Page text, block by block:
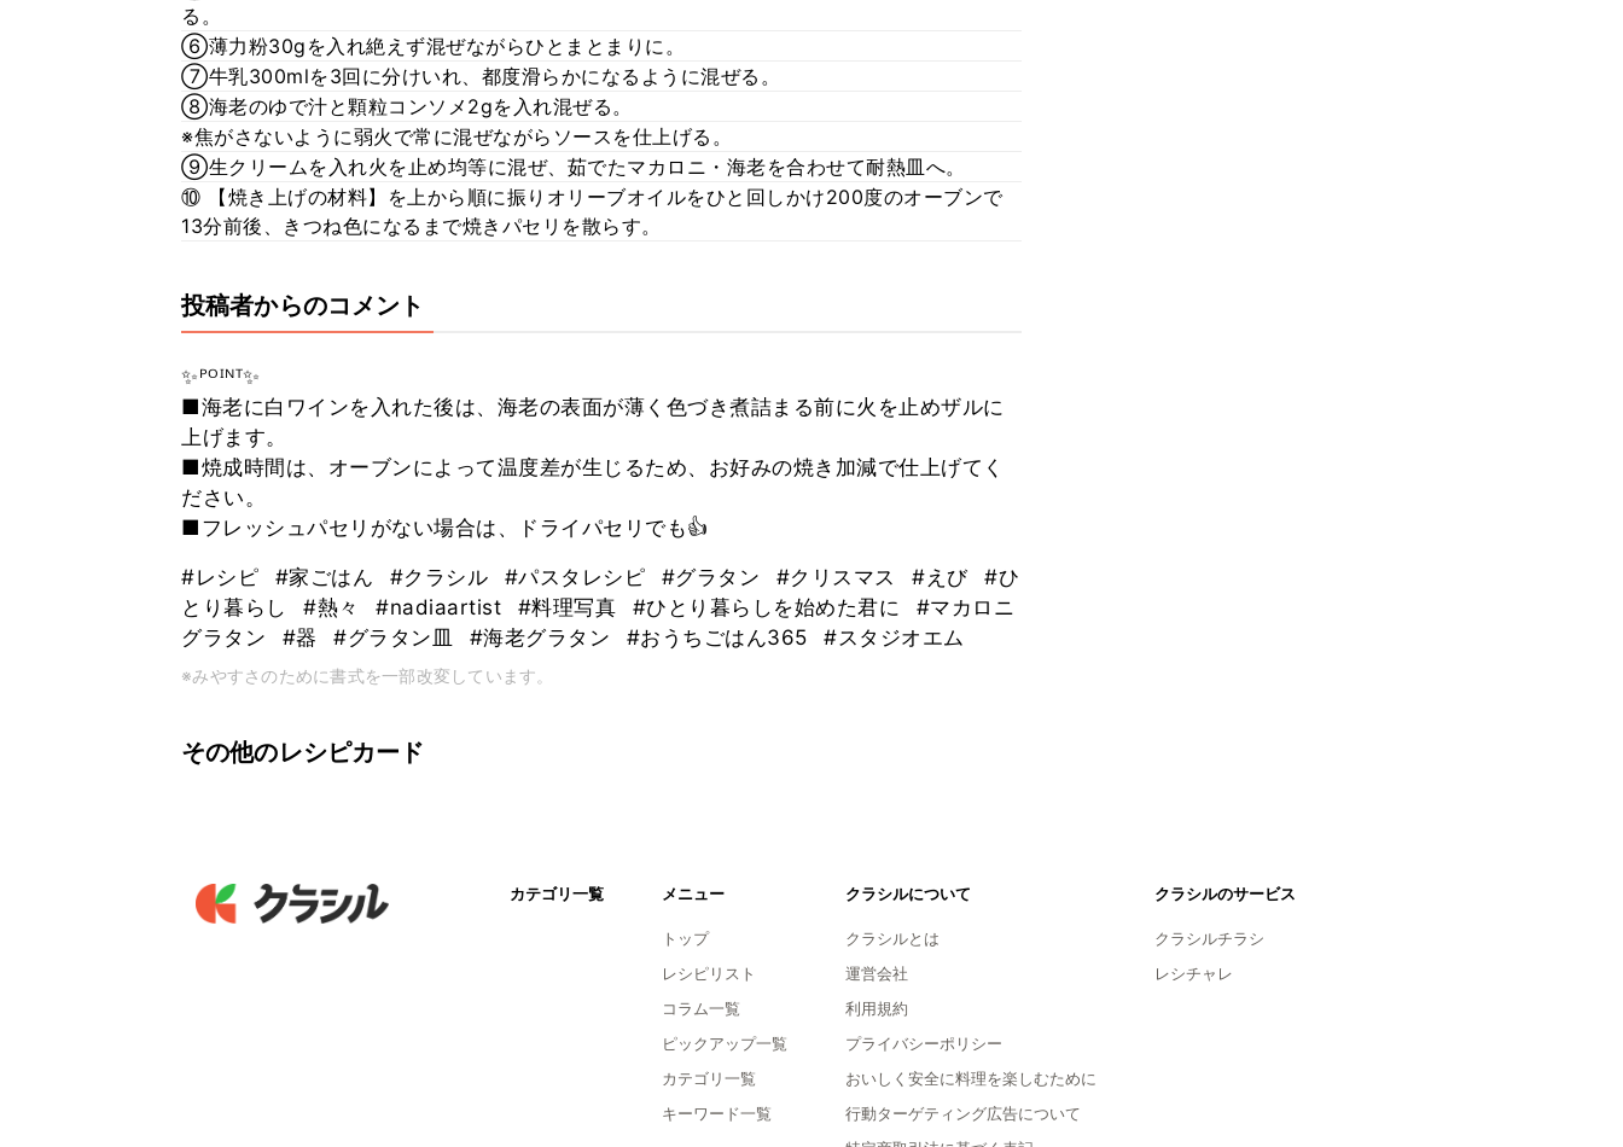
る。
⑥薄力粉30gを入れ絶えず混ぜながらひとまとまりに。
⑦牛乳300mlを3回に分けいれ、都度滑らかになるように混ぜる。
⑧海老のゆで汁と顆粒コンソメ2gを入れ混ぜる。
※焦がさないように弱火で常に混ぜながらソースを仕上げる。
⑨生クリームを入れ火を止め均等に混ぜ、茹でたマカロニ・海老を合わせて耐熱皿へ。
⑩ 【焼き上げの材料】を上から順に振りオリーブオイルをひと回しかけ200度のオーブンで
13分前後、きつね色になるまで焼きパセリを散らす。
投稿者からのコメント
✨ᴾᴼᴵᴺᵀ✨
■海老に白ワインを入れた後は、海老の表面が薄く色づき煮詰まる前に火を止めザルに
上げます。
■焼成時間は、オーブンによって温度差が生じるため、お好みの焼き加減で仕上げてく
ださい。
■フレッシュパセリがない場合は、ドライパセリでも👍
#レシピ #家ごはん #クラシル #パスタレシピ #グラタン #クリスマス #えび
#ひ
とり暮らし
#熱々 #nadiaartist #料理写真 #ひとり暮らしを始めた君に
#マカロニ
グラタン
#器 #グラタン皿 #海老グラタン #おうちごはん365 #スタジオエム
※みやすさのために書式を一部改変しています。
その他のレシピカード
カテゴリ一覧 メニュー
トップ
レシピリスト
コラム一覧
ピックアップ一覧
カテゴリ一覧
キーワード一覧
クラシルについて
クラシルとは
運営会社
利用規約
プライバシーポリシー
おいしく安全に料理を楽しむために
行動ターゲティング広告について
クラシルのサービス
クラシルチラシ
レシチャレ